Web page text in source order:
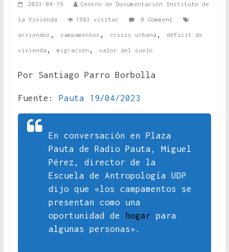
2023-04-19 Centro de Documentación Instituto de
la Vivienda 1983 visitas 0 Comment
arriendos , campamentos , crisis urbana , déficit de
vivienda , migración , valor del suelo
Por Santiago Parro Borbolla
Fuente: Pauta 19/04/2023
En conversación en Plaza
Pauta de Radio Pauta, Miguel
Pérez, director de la
Escuela de Antropología UDP
dijo que «los campamentos se
presentan como una
oportunidad de
hogar para
algunas personas».